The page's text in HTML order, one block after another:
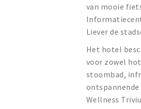
van mooie
Liever de
Het hotel
voor zowel
stoombad,
Wellness